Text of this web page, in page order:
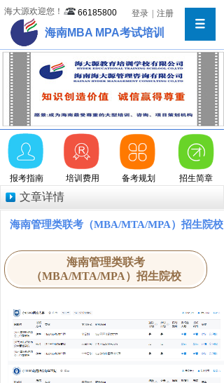
海大源欢迎您！ 66185800 登录 注册
海南MBA MPA考试培训
报考指南 培训费用 招生简章
备考规划
文章详情
海南管理类联考（MBA/MTA/MPA）招生院校
海南管理类联考
（MBA/MTA/MPA）招生院校